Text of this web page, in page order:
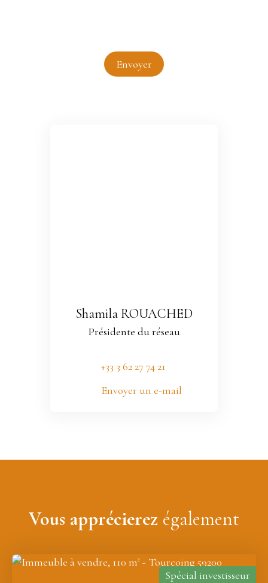
Envoyer
Shamila ROUACHED
Présidente du réseau
+33 3 62 27 74 21
Envoyer un e-mail
Vous apprécierez également
Spécial investisseur